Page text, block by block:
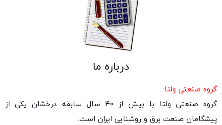
درباره ما
گروه صنعتی ولتا:
گروه صنعتی ولتا با بیش از ۴۰ سال سابقه درخشان یکی از
پیشگامان صنعت برق و روشنایی ایران است.